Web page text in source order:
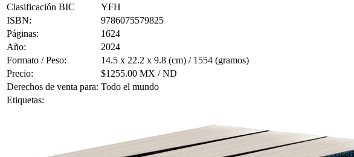
Clasificación BIC
YFH
ISBN:
9786075579825
Páginas:
1624
Año:
2024
Formato / Peso:
14.5 x 22.2 x 9.8 (cm) / 1554 (gramos)
Precio:
$1255.00 MX / ND
Derechos de venta para: Todo el mundo
Etiquetas: